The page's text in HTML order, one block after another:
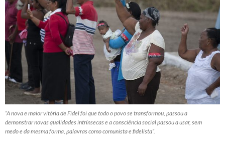
“A nova e maior vitória de Fidel foi que todo o povo se transformou, passou a
demonstrar novas qualidades intrínsecas e a consciência social passou a usar, sem
medo e da mesma forma, palavras como comunista e fidelista”.